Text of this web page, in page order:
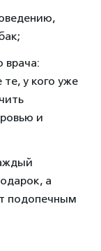
врача:
у кого уже
и
а
подопечным